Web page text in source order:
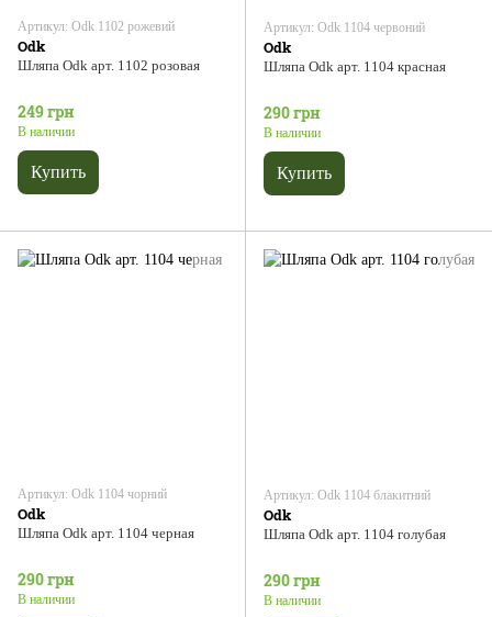
Артикул: Odk 1102 рожевий
Odk
Шляпа Odk арт. 1102 розовая
249 грн
В наличии
Купить
Артикул: Odk 1104 червоний
Odk
Шляпа Odk арт. 1104 красная
290 грн
В наличии
Купить
Артикул: Odk 1104 чорний
Odk
Шляпа Odk арт. 1104 черная
290 грн
В наличии
Артикул: Odk 1104 блакитний
Odk
Шляпа Odk арт. 1104 голубая
290 грн
В наличии